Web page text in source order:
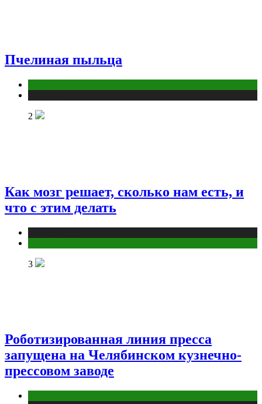
Пчелиная пыльца
2
Как мозг решает, сколько нам есть, и
что с этим делать
3
Роботизированная линия пресса
запущена на Челябинском кузнечно-
прессовом заводе